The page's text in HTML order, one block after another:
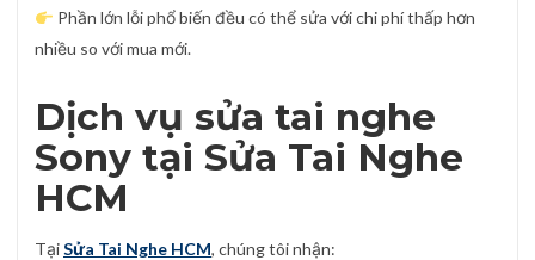
Phần lớn lỗi phổ biến đều có thể sửa với chi phí thấp hơn
nhiều so với mua mới.
Dịch vụ sửa tai nghe
Sony tại Sửa Tai Nghe
HCM
TạiSửa Tai Nghe HCM, chúng tôi nhận: